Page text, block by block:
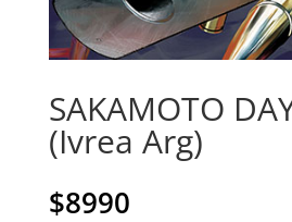
SAKAMOTO
(Ivrea Arg)
$8990